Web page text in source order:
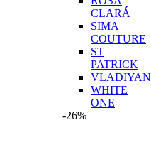
CLARÁ
SIMA
COUTURE
ST
PATRICK
VLADIYAN
WHITE
ONE
-26%